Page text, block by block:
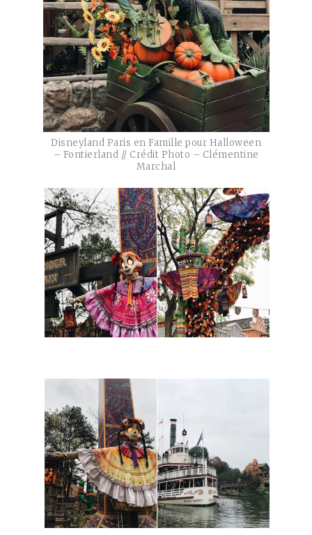
Disneyland Paris en Famille pour Halloween
– Fontierland // Crédit Photo – Clémentine
Marchal